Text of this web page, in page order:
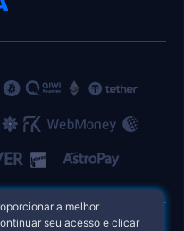
a melhor
seu acesso e clicar